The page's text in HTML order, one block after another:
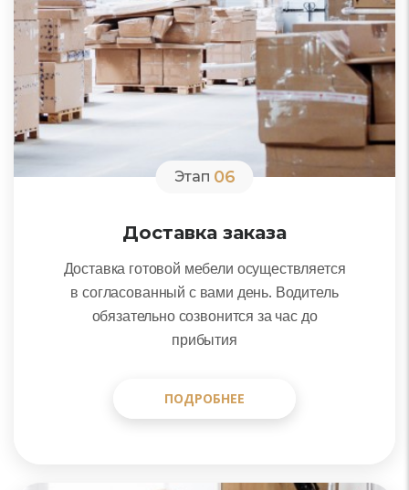
Этап 06
Доставка заказа
Доставка готовой мебели осуществляется
в согласованный с вами день. Водитель
обязательно созвонится за час до
прибытия
ПОДРОБНЕЕ
ПОДРОБНЕЕ